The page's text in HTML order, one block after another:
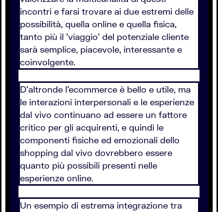
incontri e farsi trovare ai due estremi delle
possibilità, quella online e quella fisica,
tanto più il 'viaggio' del potenziale cliente
sarà semplice, piacevole, interessante e
coinvolgente.
D'altronde l'ecommerce è bello e utile, ma
le interazioni interpersonali e le esperienze
dal vivo continuano ad essere un fattore
critico per gli acquirenti, e quindi le
componenti fisiche ed emozionali dello
shopping dal vivo dovrebbero essere
quanto più possibili presenti nelle
esperienze online.
Un esempio di estrema integrazione tra